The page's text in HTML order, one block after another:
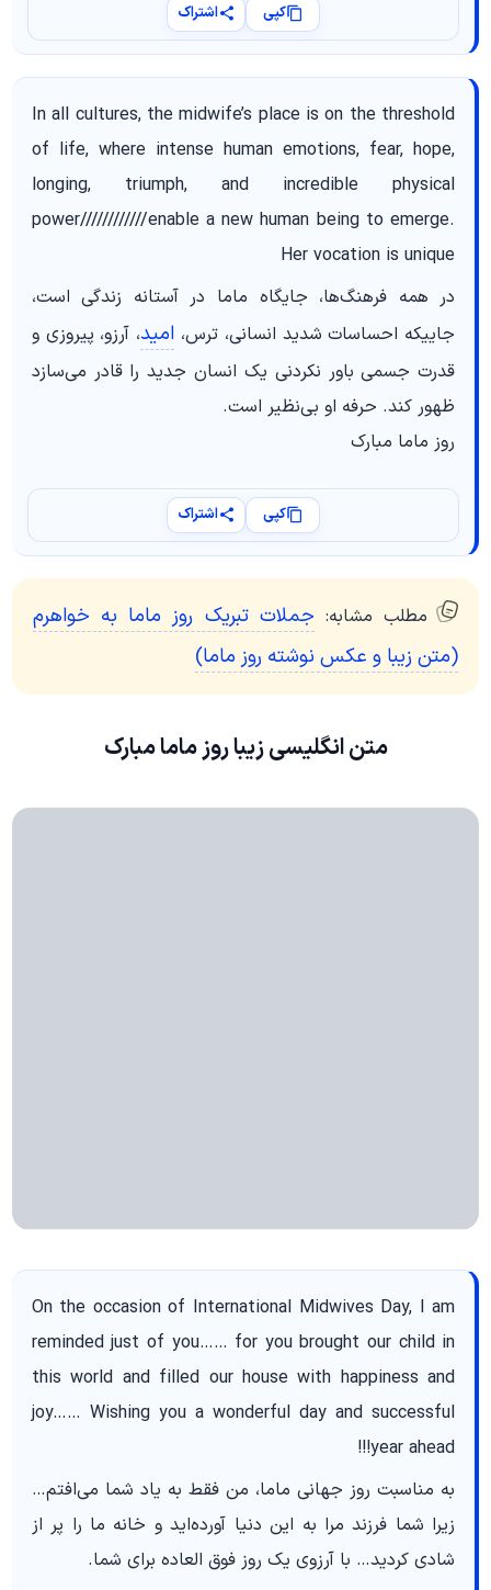
کپی اشتراک
In all cultures, the midwife’s place is on the threshold
of life, where intense human emotions, fear, hope,
longing, triumph, and incredible physical
power////////////enable a new human being to emerge.
Her vocation is unique
در همه فرهنگ‌ها، جایگاه ماما در آستانه زندگی است،
جاییکه احساسات شدید انسانی، ترس، امید، آرزو، پیروزی و
قدرت جسمی باور نکردنی یک انسان جدید را قادر می‌سازد
ظهور کند. حرفه او بی‌نظیر است.
روز ماما مبارک
کپی اشتراک
مطلب مشابه: جملات تبریک روز ماما به خواهرم
(متن زیبا و عکس نوشته روز ماما)
متن انگلیسی زیبا روز ماما مبارک
On the occasion of International Midwives Day, I am
reminded just of you…… for you brought our child in
this world and filled our house with happiness and
joy…… Wishing you a wonderful day and successful
year ahead!!!
به مناسبت روز جهانی ماما، من فقط به یاد شما می‌افتم…
زیرا شما فرزند مرا به این دنیا آورده‌اید و خانه ما را پر از
شادی کردید… با آرزوی یک روز فوق العاده برای شما.